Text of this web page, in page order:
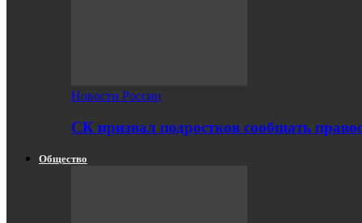
Новости России
СК призвал подростков сообщать
Общество